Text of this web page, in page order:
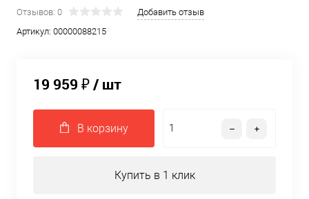
Отзывов: 0
Добавить отзыв
Артикул: 00000088215
19 959 ₽/ шт
В корзину
Купить в 1 клик